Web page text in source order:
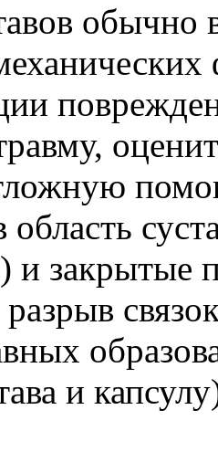
обычно
и закрытые
и